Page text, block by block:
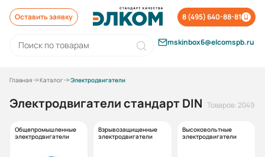
Оставить заявку 8 (495) 640-88-81
mskinbox6@elcomspb.ru
Главная Каталог Электродвигатели
Электродвигатели стандарт DIN Товаров: 2049
Общепромышленные
электродвигатели
Взрывозащищенные
электродвигатели
Высоковольтные
электродвигатели